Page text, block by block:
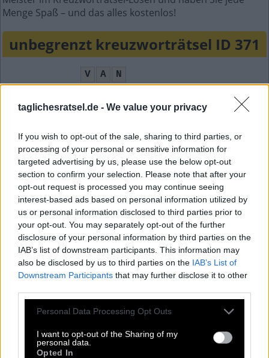
taglichesratsel.de - We value your privacy
If you wish to opt-out of the sale, sharing to third parties, or
processing of your personal or sensitive information for
targeted advertising by us, please use the below opt-out
section to confirm your selection. Please note that after your
opt-out request is processed you may continue seeing
interest-based ads based on personal information utilized by
us or personal information disclosed to third parties prior to
your opt-out. You may separately opt-out of the further
disclosure of your personal information by third parties on the
IAB’s list of downstream participants. This information may
also be disclosed by us to third parties on the IAB’s List of
Downstream Participants that may further disclose it to other
Personal Data Processing Opt Outs
I want to opt-out of the Sharing of my
personal data.
Opted In
Menge Spaß – und das alles kostenlos!
unbegrenzt kreuzworträtsel ID 371
V A
N
L
I M E
S
A
N T E I
L
S
E I N
E
N
E T
T
N
E O
Kultige Filmkomödie, 1988, Ein Fisch __ Wanda:
N
A M E N
S
Früh verstorbene Mutter des Propheten Mohammed
__ Apfelkuchen, Joghurtsorte von Almighurt
M A
S